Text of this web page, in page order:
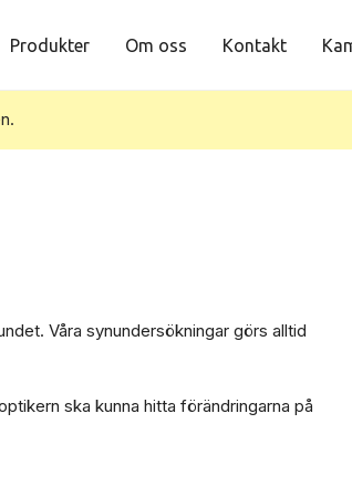
Produkter Om oss Kontakt
Våra synundersökningar görs alltid
ska kunna hitta förändringarna på